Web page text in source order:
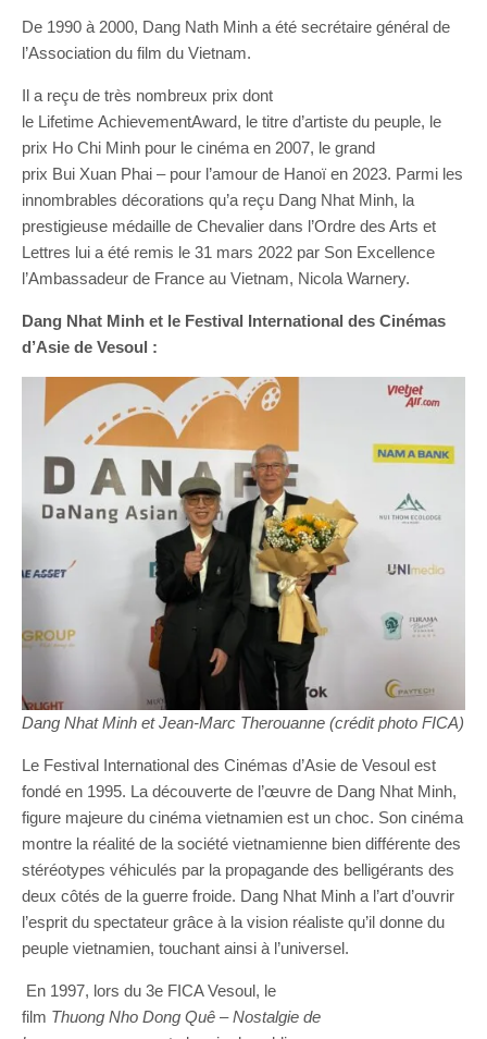
De 1990 à 2000, Dang Nath Minh a été secrétaire général de
l’Association du film du Vietnam.
Il a reçu de très nombreux prix dont
le Lifetime AchievementAward, le titre d’artiste du peuple, le
prix Ho Chi Minh pour le cinéma en 2007, le grand
prix Bui Xuan Phai – pour l’amour de Hanoï en 2023. Parmi les
innombrables décorations qu’a reçu Dang Nhat Minh, la
prestigieuse médaille de Chevalier dans l’Ordre des Arts et
Lettres lui a été remis le 31 mars 2022 par Son Excellence
l’Ambassadeur de France au Vietnam, Nicola Warnery.
Dang Nhat Minh et le Festival International des Cinémas
d’Asie de Vesoul :
Dang Nhat Minh et Jean-Marc Therouanne (crédit photo FICA)
Le Festival International des Cinémas d’Asie de Vesoul est
fondé en 1995. La découverte de l’œuvre de Dang Nhat Minh,
figure majeure du cinéma vietnamien est un choc. Son cinéma
montre la réalité de la société vietnamienne bien différente des
stéréotypes véhiculés par la propagande des belligérants des
deux côtés de la guerre froide. Dang Nhat Minh a l’art d’ouvrir
l’esprit du spectateur grâce à la vision réaliste qu’il donne du
peuple vietnamien, touchant ainsi à l’universel.
En 1997, lors du 3e FICA Vesoul, le
film Thuong Nho Dong Quê –Nostalgie de